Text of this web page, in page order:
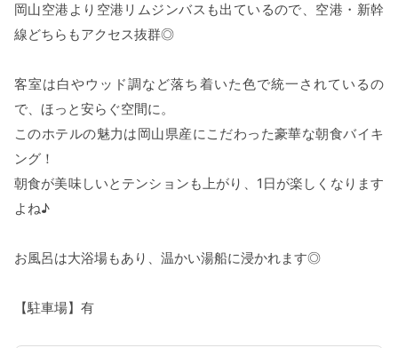
岡山空港より空港リムジンバスも出ているので、空港・新幹
線どちらもアクセス抜群◎
客室は白やウッド調など落ち着いた色で統一されているの
で、ほっと安らぐ空間に。
このホテルの魅力は岡山県産にこだわった豪華な朝食バイキ
ング！
朝食が美味しいとテンションも上がり、1日が楽しくなります
よね♪
お風呂は大浴場もあり、温かい湯船に浸かれます◎
【駐車場】有